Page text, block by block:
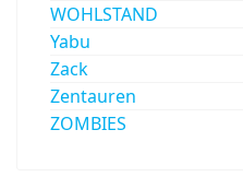
WOHLSTAND
Yabu
Zack
Zentauren
ZOMBIES